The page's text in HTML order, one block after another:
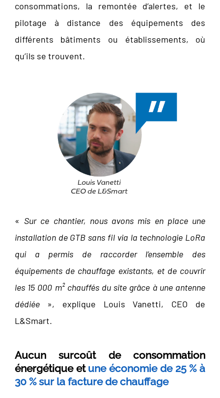
consommations, la remontée d’alertes, et le
pilotage à distance des équipements des
différents bâtiments ou établissements, où
qu’ils se trouvent.
« Sur ce chantier, nous avons mis en place une
installation de GTB sans fil via la technologie LoRa
qui a permis de raccorder l’ensemble des
équipements de chauffage existants, et de couvrir
les 15 000 m² chauffés du site grâce à une antenne
dédiée », explique Louis Vanetti, CEO de
L&Smart.
Aucun surcoût de consommation
énergétique et une économie de 25 % à
30 % sur la facture de chauffage